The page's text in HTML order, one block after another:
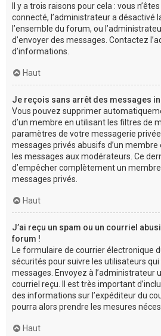
Il y a trois raisons pour cela : vous
connecté, l’administrateur a désactivé
l’ensemble du forum, ou
d’envoyer des messages. Contactez
d’informations.
Haut
Je reçois sans arrêt des messages
Vous pouvez supprimer
d’un membre en utilisant les filtres de
paramètres de votre messagerie
messages privés abusifs d’un
les messages aux modérateurs. Ce
d’empêcher complètement un membre
messages privés.
Haut
J’ai reçu un spam ou un courriel
forum !
Le formulaire de courrier électronique
sécurités pour suivre les utilisateurs
messages. Envoyez à l’administrateur
courriel reçu. Il est très important
des informations sur l’expéditeur du
pourra alors prendre les mesures
Haut